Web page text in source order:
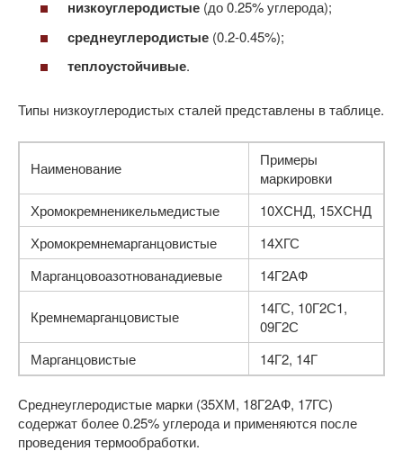
низкоуглеродистые (до 0.25% углерода);
среднеуглеродистые (0.2-0.45%);
теплоустойчивые.
Типы низкоуглеродистых сталей представлены в таблице.
Наименование
Примеры
маркировки
Хромокремненикельмедистые
10ХСНД, 15ХСНД
Хромокремнемарганцовистые
14ХГС
Марганцовоазотнованадиевые
14Г2АФ
Кремнемарганцовистые
14ГС, 10Г2С1,
09Г2С
Марганцовистые
14Г2, 14Г
Среднеуглеродистые марки (35ХМ, 18Г2АФ, 17ГС)
содержат более 0.25% углерода и применяются после
проведения термообработки.